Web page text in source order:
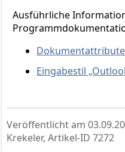
Ausführliche
Eingabestil
Veröffentlicht am
Krekeler, Artikel-ID 7272